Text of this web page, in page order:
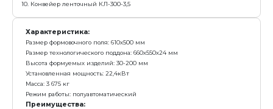
Режим работы: механизированный
Преимущества:
Самая бюджетная механизированная линия
За 1 цикл формуется 2 арболитблока
Полуавтоматическая подача поддонов в пресс
Вибропресс+смеситель+конвейер=минимальная
начала работы, с возможностью дальнейшего